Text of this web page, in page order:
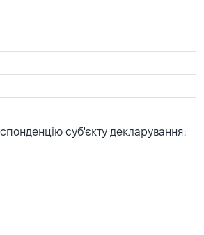
суб'єкту декларування: